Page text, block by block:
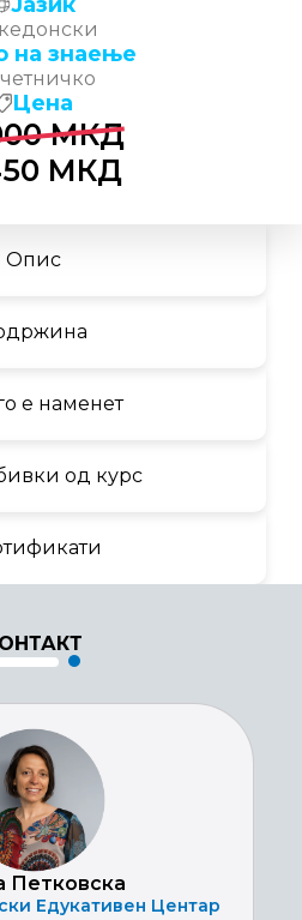
Опис
е наменет
од курс
Петковска
Едукативен Центар
на знаење
Цена
МКД
МКД